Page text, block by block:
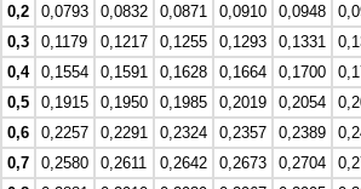
0,2
0,0793 0,0832 0,0871 0,0910 0,0948
0,3
0,1179 0,1217 0,1255 0,1293 0,1331
0,4
0,1554 0,1591 0,1628 0,1664 0,1700
0,5
0,1915 0,1950 0,1985 0,2019 0,2054
0,6
0,2257 0,2291 0,2324 0,2357 0,2389
0,7
0,2580 0,2611 0,2642 0,2673 0,2704